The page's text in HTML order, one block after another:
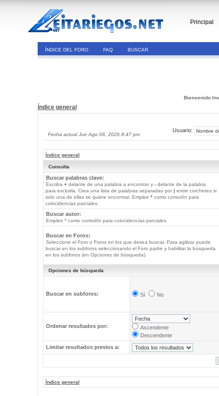
Principal
ÍNDICE DEL FORO FAQ BUSCAR
Bienvenido
Índice general
Fecha actual Jue Ago 06, 2026 8:47 pm
Usuario:
Índice general
Consulta
Buscar palabras clave:
Escriba +delante de una palabra a encontrar y -delante de la palabra
para excluirla. Crea una lista de palabras separadas por | entre corchetes si
solo una de ellas se quiere encontrar. Emplee *como comodín para
coincidencias parciales.
Buscar autor:
Emplee * como comodín para coincidencias parciales.
Buscar en Foros:
Seleccione el Foro o Foros en los que desea buscar. Para agilizar puede
buscar en los subforos seleccionando el Foro padre y habilitar la búsqueda
en los subforos (en Opciones de búsqueda).
Opciones de búsqueda
Buscar en subforos: Sí No
Ordenar resultados por:
Ascendente
Descendente
Limitar resultados previos a:
Índice general